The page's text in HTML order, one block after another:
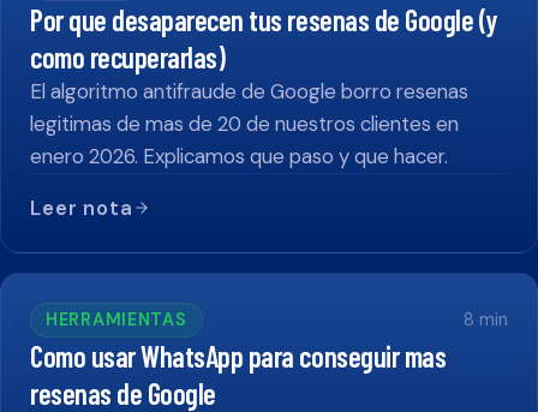
Por que desaparecen tus resenas de Google (y
como recuperarlas)
El algoritmo antifraude de Google borro resenas
legitimas de mas de 20 de nuestros clientes en
enero 2026. Explicamos que paso y que hacer.
Leer nota
HERRAMIENTAS 8 min
Como usar WhatsApp para conseguir mas
resenas de Google